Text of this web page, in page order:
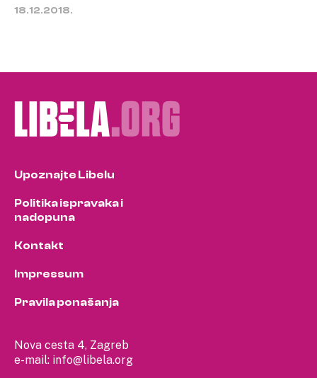
18.12.2018.
Nova cesta 4, Zagreb
e-mail: info@libela.org
Upoznajte Libelu
Politika ispravaka i
nadopuna
Kontakt
Impressum
Pravila ponašanja